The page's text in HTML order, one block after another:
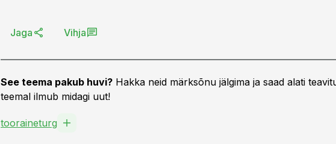
Jaga Vihja
See teema pakub huvi? Hakka neid märksõnu jälgima ja saad alati
teemal ilmub midagi uut!
tooraineturg